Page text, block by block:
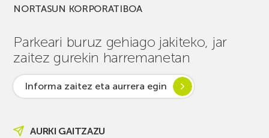
NORTASUN KORPORATIBOA
Parkeari buruz gehiago jakiteko, jar
zaitez gurekin harremanetan
Informa zaitez eta aurrera egin
AURKI GAITZAZU